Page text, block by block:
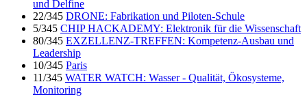
und Delfine
22/345 DRONE: Fabrikation und Piloten-Schule
5/345 CHIP HACKADEMY: Elektronik für die Wissenschaft
80/345 EXZELLENZ-TREFFEN: Kompetenz-Ausbau und
Leadership
10/345 Paris
11/345 WATER WATCH: Wasser - Qualität, Ökosysteme,
Monitoring